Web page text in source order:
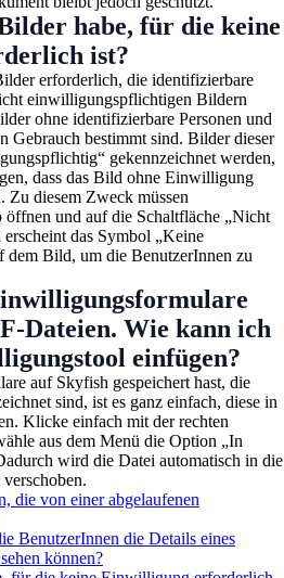
habe, für die keine
ist?
erforderlich, die identifizierbare
einwilligungspflichtigen Bildern
ohne identifizierbare Personen und
Gebrauch bestimmt sind. Bilder dieser
gekennzeichnet werden,
dass das Bild ohne Einwilligung
Zu diesem Zweck müssen
und auf die Schaltfläche „Nicht
das Symbol „Keine
Bild, um die BenutzerInnen zu
Dateien. Wie kann ich
einfügen?
auf Skyfish gespeichert hast, die
sind, ist es ganz einfach, diese in
Klicke einfach mit der rechten
aus dem Menü die Option „In
wird die Datei automatisch in die
die von einer abgelaufenen
BenutzerInnen die Details eines
können?